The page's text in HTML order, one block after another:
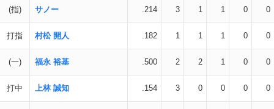
(指) サノー .214 3 1 1 0 0
打指 村松 開人 .182 1 1 1 0 0
(一) 福永 裕基 .500 2 2 1 0 0
打中 上林 誠知 .154 3 0 0 0 0